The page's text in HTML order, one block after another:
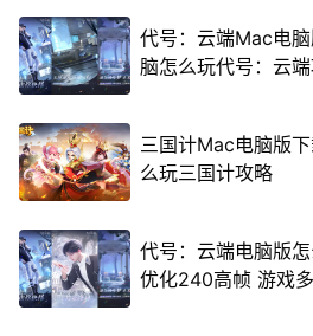
代号：云端Mac电
脑怎么玩代号：云
三国计Mac电脑版
么玩三国计攻略
代号：云端电脑版
优化240高帧 游戏